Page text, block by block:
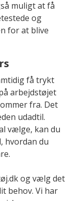
muligt at få
og
for at blive
få trykt
arbejdstøjet
fra. Det
udadtil.
vælge, kan du
hvordan du
og vælg det
behov. Vi har